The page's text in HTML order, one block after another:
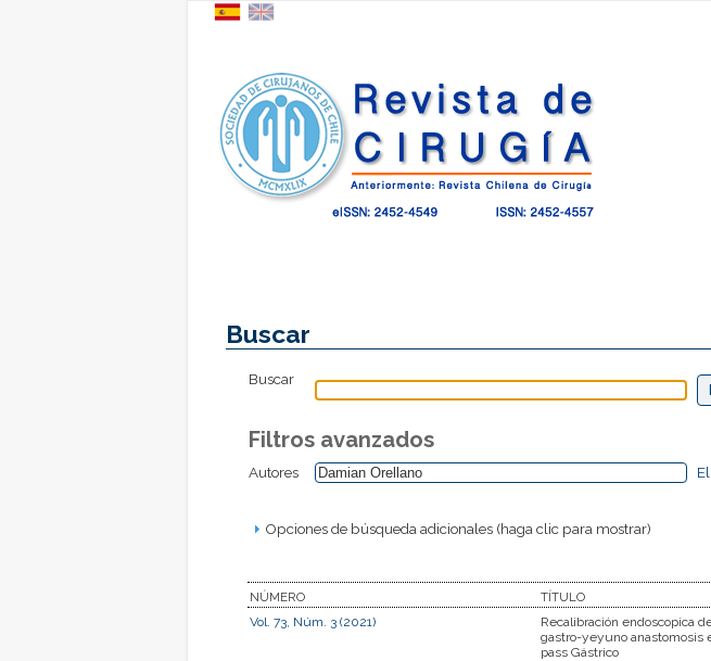
Buscar
Buscar
Filtros avanzados
Autores
Opciones de búsqueda adicionales (haga clic para mostrar)
NÚMERO
TÍTULO
Vol. 73, Núm. 3 (2021)
Recalibración endoscopica
gastro-yeyuno anastomosis
pass Gástrico